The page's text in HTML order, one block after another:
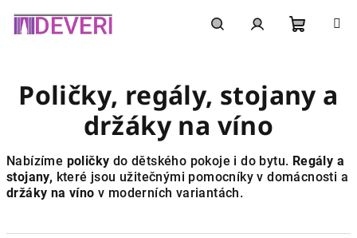
košík
Poličky, regály, stojany a
držáky na víno
Nabízíme poličky do dětského pokoje i do bytu. Regály a
stojany, které jsou užitečnými pomocníky v domácnosti a
držáky na víno v moderních variantách.